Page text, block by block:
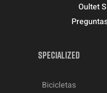
Oultet
SPECIALIZED
Bicicletas